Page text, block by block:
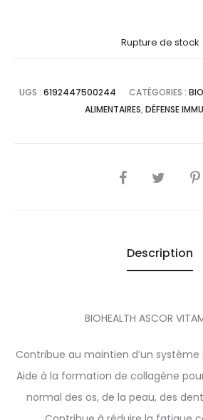
Rupture de stock
UGS : 6192447500244 CATÉGORIES :
ALIMENTAIRES, DÉFENSE
SHARE
Description
BIOHEALTH ASCOR
Contribue au maintien d’un
Aide à la formation de collagène
normal des os, de la peau, des